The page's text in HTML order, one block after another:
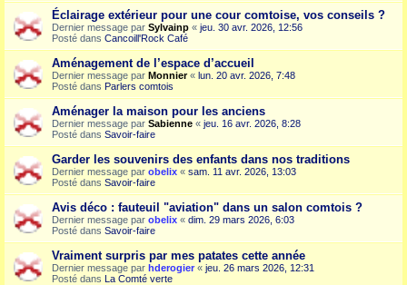
Éclairage extérieur pour une cour comtoise, vos conseils ?
Dernier message par Sylvainp « jeu. 30 avr. 2026, 12:56
Posté dans Cancoill'Rock Café
Aménagement de l’espace d’accueil
Dernier message par Monnier« lun. 20 avr. 2026, 7:48
Posté dans Parlers comtois
Aménager la maison pour les anciens
Dernier message par Sabienne « jeu. 16 avr. 2026, 8:28
Posté dans Savoir-faire
Garder les souvenirs des enfants dans nos traditions
Dernier message par obelix « sam. 11 avr. 2026, 13:03
Posté dans Savoir-faire
Avis déco : fauteuil "aviation" dans un salon comtois ?
Dernier message par obelix « dim. 29 mars 2026, 6:03
Posté dans Savoir-faire
Vraiment surpris par mes patates cette année
Dernier message par hderogier « jeu. 26 mars 2026, 12:31
Posté dans La Comté verte